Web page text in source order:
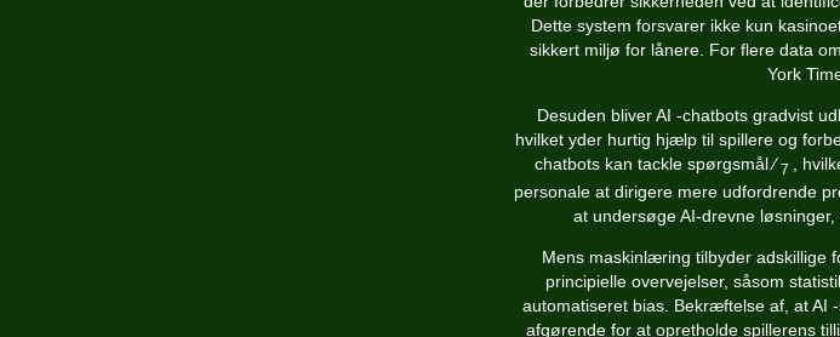
Dette system forsvarer ikke kun
sikkert miljø for lånere. For flere data
York
Desuden bliver AI -chatbots gradvist
hvilket yder hurtig hjælp til spillere og
chatbots kan tackle spørgsmål ⁄7
,
personale at dirigere mere udfordrende
at undersøge AI-drevne løsninger,
Mens maskinlæring tilbyder adskillige
principielle overvejelser, såsom
automatiseret bias. Bekræftelse af, at AI
afgørende for at opretholde spillerens